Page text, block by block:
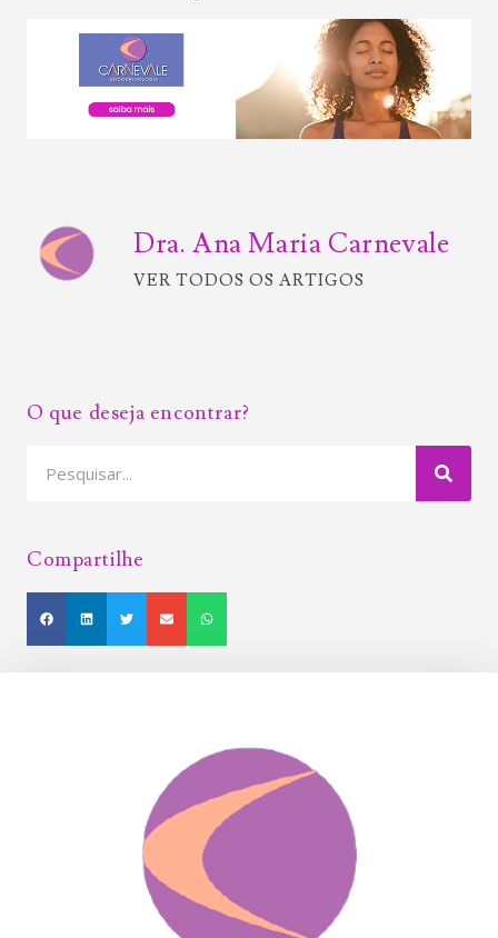
Dra. Ana Maria Carnevale
VER TODOS OS ARTIGOS
O que deseja encontrar?
Compartilhe